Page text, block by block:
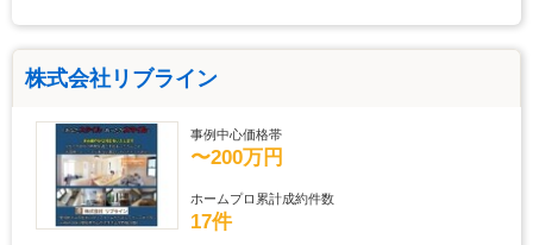
株式会社リブライン
事例中心価格帯
〜200万円
ホームプロ累計成約件数
17件